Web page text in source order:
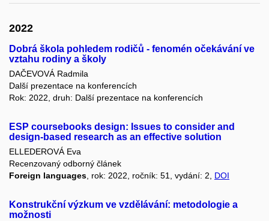
2022
Dobrá škola pohledem rodičů - fenomén očekávání ve
vztahu rodiny a školy
DAČEVOVÁ Radmila
Další prezentace na konferencích
Rok: 2022, druh: Další prezentace na konferencích
ESP coursebooks design: Issues to consider and
design-based research as an effective solution
ELLEDEROVÁ Eva
Recenzovaný odborný článek
Foreign languages, rok: 2022, ročník: 51, vydání: 2, DOI
Konstrukční výzkum ve vzdělávání: metodologie a
možnosti